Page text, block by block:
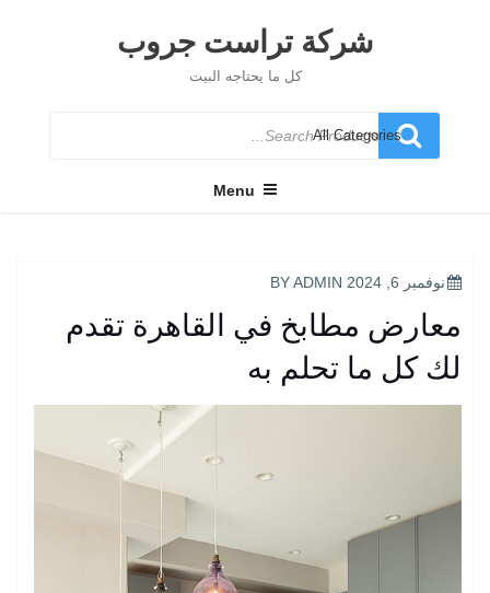
شركة تراست جروب
كل ما يحتاجه البيت
Search
for
Menu
POSTED
نوفمبر 6, 2024 ADMIN
معارض مطابخ في القاهرة تقدم
لك كل ما تحلم به